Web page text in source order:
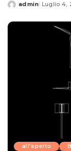
Posted
admin Luglio 4,
all'aperto